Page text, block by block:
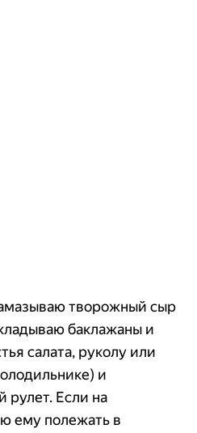
творожный сыр
баклажаны и
салата, руколу или
и
рулет. Если на
ему полежать в